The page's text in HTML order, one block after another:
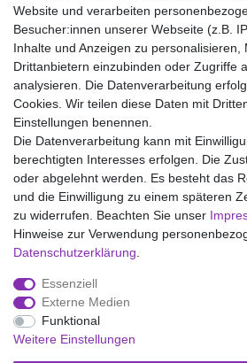
Material:
100% Baumwolle
Wir liefern mit DHL (auch
Kostenloser
14 Tage
Impressum
Widerrufs­recht
Website und verarbeiten
Besucher:innen unserer Webseite (z.B.
Inhalte und Anzeigen zu personalisieren,
Drittanbietern einzubinden oder Zugriffe
analysieren. Die Datenverarbeitung
Cookies. Wir teilen diese Daten mit
Einstellungen benennen.
Die Datenverarbeitung kann mit
berechtigten Interesses erfolgen. Die
oder abgelehnt werden. Es besteht das
und die Einwilligung zu einem späteren
zu widerrufen. Beachten Sie unser
Hinweise zur Verwendung
Daten­schutz­erklärung
Essenziell
Externe Medien
Funktional
Weitere Einstellungen